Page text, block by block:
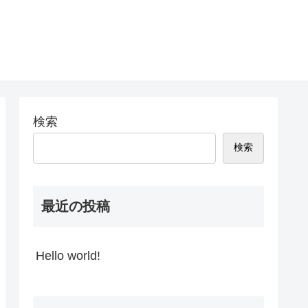
検索
検索
最近の投稿
Hello world!